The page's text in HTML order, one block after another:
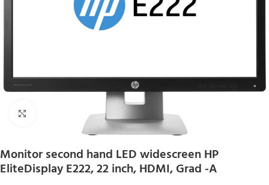
Monitor second hand LED widescreen HP
EliteDisplay E222, 22 inch, HDMI, Grad -A